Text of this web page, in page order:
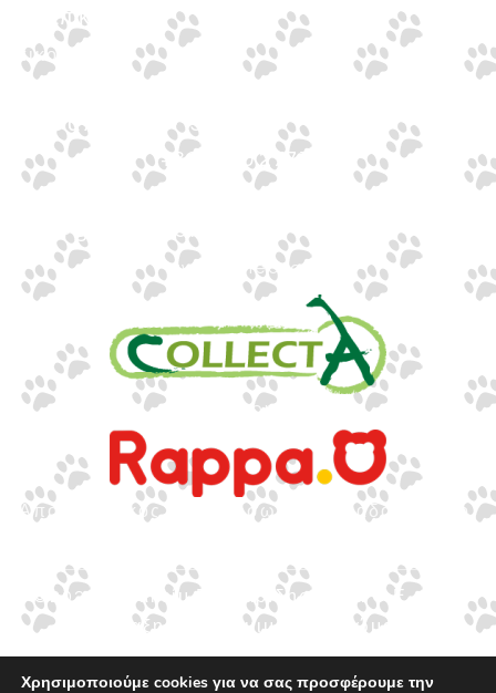
Επικοινωνία
Επικοινωνία
Θεσσαλονίκη · 54624
+30 2310 277104
+30 2310 551560
info@gounaridis.com
www.collecta.gr
www.rappa.gr
Αποκλειστικός Αντιπρόσωπος Ελλάδα, Κύπρο,
©2026.
Ιωακείμ Γουναρίδης & Σια Ο.Ε. – Με
επιφύλαξη κάθε νόμιμου δικαιώματος.
Χρησιμοποιούμε cookies για να σας προσφέρουμε την